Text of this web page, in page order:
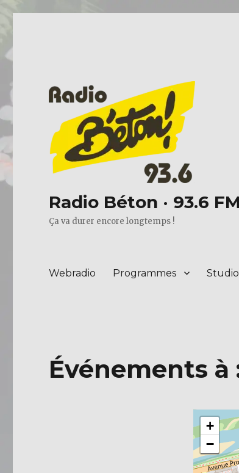
Radio Béton · 93.6 FM
Ça va durer encore longtemps !
Webradio Programmes
Événements à
+
−